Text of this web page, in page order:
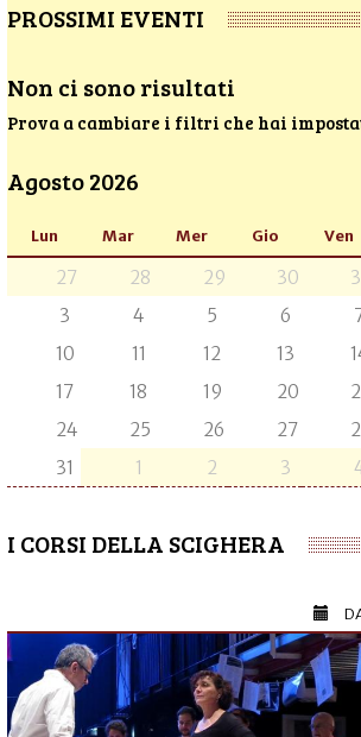
PROSSIMI EVENTI
Non ci sono risultati
Prova a cambiare i filtri che hai
Agosto 2026
Lun Mar Mer Gio Ven
27 28 29 30
3
4 5 6
10
11 12 13
17
18 19 20
24
25 26 27
31
1 2 3
I CORSI DELLA SCIGHERA